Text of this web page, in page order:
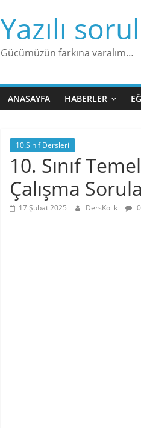
Yazılı
Gücümüzün farkına varalım…
ANASAYFA HABERLER
10.Sınıf Dersleri
10. Sınıf
Çalışma
17 Şubat 2025 DersKolik